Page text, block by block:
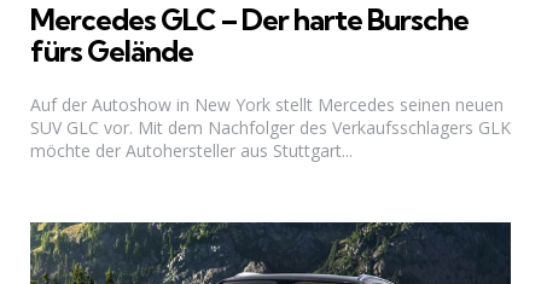
Mercedes GLC – Der harte Bursche
fürs Gelände
Auf der Autoshow in New York stellt Mercedes seinen neuen
SUV GLC vor. Mit dem Nachfolger des Verkaufsschlagers GLK
möchte der Autohersteller aus Stuttgart...